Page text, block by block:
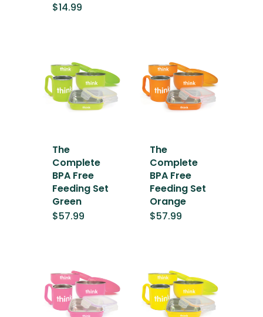
$14.99
The
Complete
BPA Free
Feeding Set
Green
$57.99
The
Complete
BPA Free
Feeding Set
Orange
$57.99